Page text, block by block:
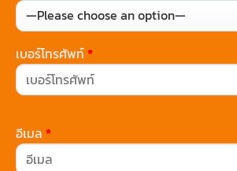
เบอร์โทรศัพท์*
อีเมล *